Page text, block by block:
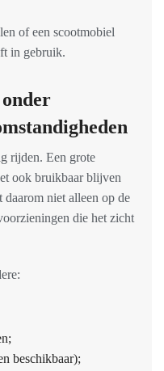
of een scootmobiel
in gebruik.
rijden. Een grote
ook bruikbaar blijven
daarom niet alleen op de
die het zicht
beschikbaar);